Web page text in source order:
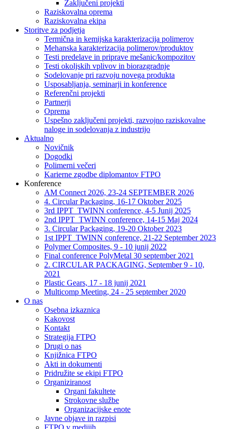
Zaključeni projekti
Raziskovalna oprema
Raziskovalna ekipa
Storitve za podjetja
Termična in kemijska karakterizacija polimerov
Mehanska karakterizacija polimerov/produktov
Testi predelave in priprave mešanic/kompozitov
Testi okoljskih vplivov in biorazgradnje
Sodelovanje pri razvoju novega produkta
Usposabljanja, seminarji in konference
Referenčni projekti
Partnerji
Oprema
Uspešno zaključeni projekti, razvojno raziskovalne
naloge in sodelovanja z industrijo
Aktualno
Novičnik
Dogodki
Polimerni večeri
Karierne zgodbe diplomantov FTPO
Konference
AM Connect 2026, 23-24 SEPTEMBER 2026
4. Circular Packaging, 16-17 Oktober 2025
3rd IPPT_TWINN conference, 4-5 Junij 2025
2nd IPPT_TWINN conference, 14-15 Maj 2024
3. Circular Packaging, 19-20 Oktober 2023
1st IPPT_TWINN conference, 21-22 September 2023
Polymer Composites, 9 - 10 junij 2022
Final conference PolyMetal 30 september 2021
2. CIRCULAR PACKAGING, September 9 - 10,
2021
Plastic Gears, 17 - 18 junij 2021
Multicomp Meeting, 24 - 25 september 2020
O nas
Osebna izkaznica
Kakovost
Kontakt
Strategija FTPO
Drugi o nas
Knjižnica FTPO
Akti in dokumenti
Pridružite se ekipi FTPO
Organiziranost
Organi fakultete
Strokovne službe
Organizacijske enote
Javne objave in razpisi
FTPO v medijih